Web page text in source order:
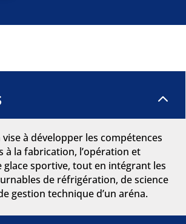
2
à développer les compétences
à la fabrication, l’opération et
glace sportive, tout en intégrant les
de réfrigération, de science
gestion technique d’un aréna.